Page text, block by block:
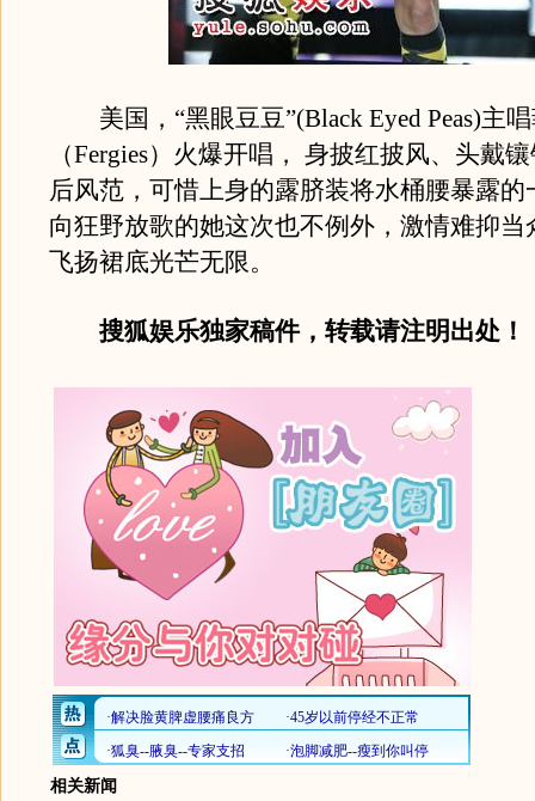
美国，“黑眼豆豆”(Black Eyed Peas)主
（Fergies）火爆开唱， 身披红披风、头戴
后风范，可惜上身的露脐装将水桶腰暴露的
向狂野放歌的她这次也不例外，激情难抑当
飞扬裙底光芒无限。
搜狐娱乐独家稿件，转载请注明出处！
相关新闻